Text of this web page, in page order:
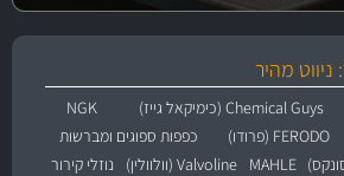
ניווט מהיר
Chemical Guys (כימיקאל גייז)
NGK
FERODO (פרודו)
כפפות ספוגים ומברשות
MAHLE Valvoline (וולוולין)
נוזלי קירור